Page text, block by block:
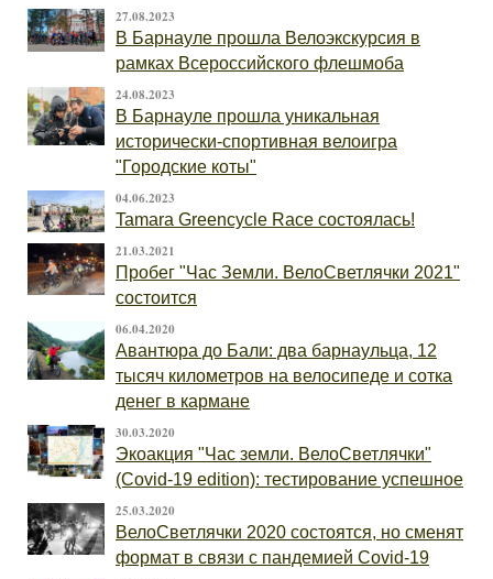
27.08.2023
В Барнауле прошла Велоэкскурсия в
рамках Всероссийского флешмоба
24.08.2023
В Барнауле прошла уникальная
исторически-спортивная велоигра
"Городские коты"
04.06.2023
Tamara Greencycle Race состоялась!
21.03.2021
Пробег "Час Земли. ВелоСветлячки 2021"
состоится
06.04.2020
Авантюра до Бали: два барнаульца, 12
тысяч километров на велосипеде и сотка
денег в кармане
30.03.2020
Экоакция "Час земли. ВелоСветлячки"
(Covid-19 edition): тестирование успешное
25.03.2020
ВелоСветлячки 2020 состоятся, но сменят
формат в связи с пандемией Covid-19